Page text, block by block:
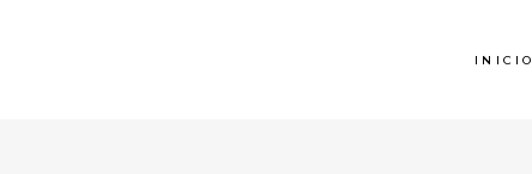
INICIO